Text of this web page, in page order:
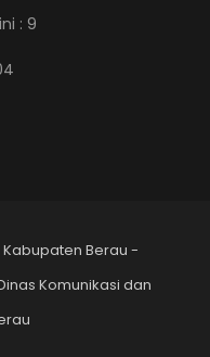
: 9
Berau -
Komunikasi dan